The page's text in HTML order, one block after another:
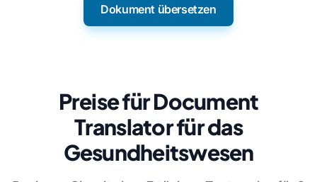
Dokument übersetzen
Preise für Document
Translator für das
Gesundheitswesen